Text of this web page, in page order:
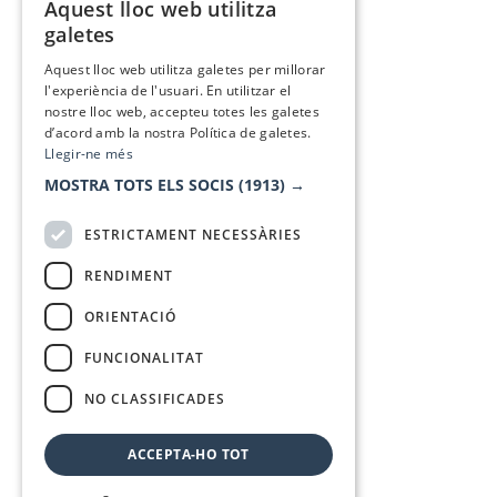
Aquest lloc web utilitza
galetes
Aquest lloc web utilitza galetes per millorar
l'experiència de l'usuari. En utilitzar el
nostre lloc web, accepteu totes les galetes
d’acord amb la nostra Política de galetes.
Llegir-ne més
MOSTRA TOTS ELS SOCIS (1913) →
ESTRICTAMENT NECESSÀRIES
RENDIMENT
ORIENTACIÓ
FUNCIONALITAT
NO CLASSIFICADES
ACCEPTA-HO TOT